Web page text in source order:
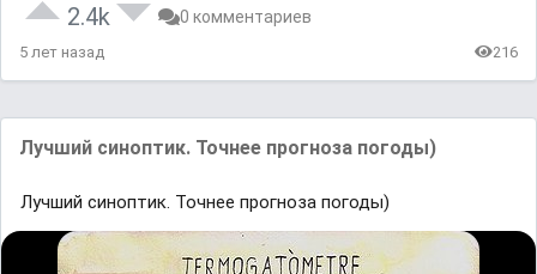
2.4k 0 комментариев
5 лет назад 216
Лучший синоптик. Точнее прогноза погоды)
Лучший синоптик. Точнее прогноза погоды)